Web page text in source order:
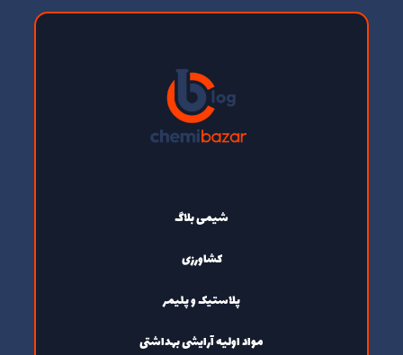
شیمی بلاگ
کشاورزی
پلاستیک و پلیمر
مواد اولیه آرایشی بهداشتی